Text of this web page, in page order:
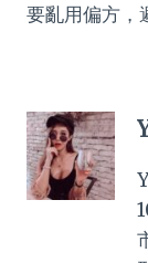
要亂用偏方，